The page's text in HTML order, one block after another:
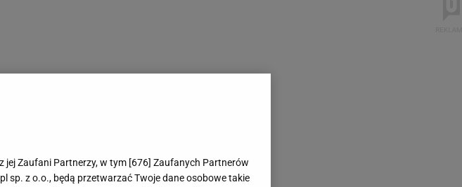
jej Zaufani Partnerzy, w tym [676] Zaufanych Partnerów
sp. z o.o., będą przetwarzać Twoje dane osobowe takie